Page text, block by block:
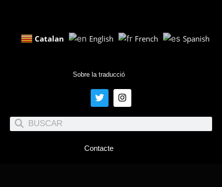
Catalan English French Spanish
Sobre la traducció
Contacte